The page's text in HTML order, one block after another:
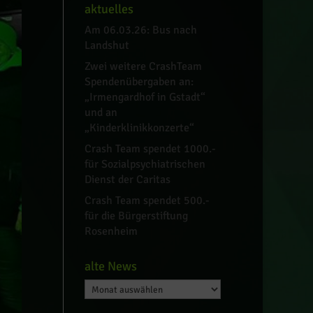
aktuelles
Am 06.03.26: Bus nach
Landshut
Zwei weitere CrashTeam
Spendenübergaben an:
„Irmengardhof in Gstadt“
und an
„Kinderklinikkonzerte“
Crash Team spendet 1000.-
für Sozialpsychiatrischen
Dienst der Caritas
Crash Team spendet 500.-
für die Bürgerstiftung
Rosenheim
alte News
alte
News